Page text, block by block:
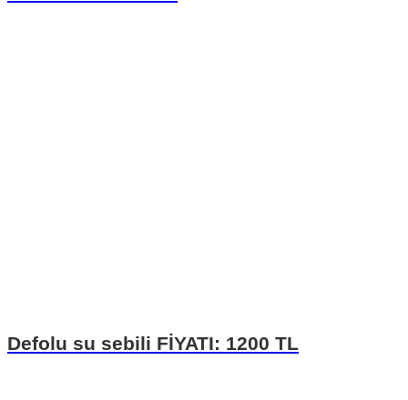
Defolu su sebili FİYATI: 1200 TL